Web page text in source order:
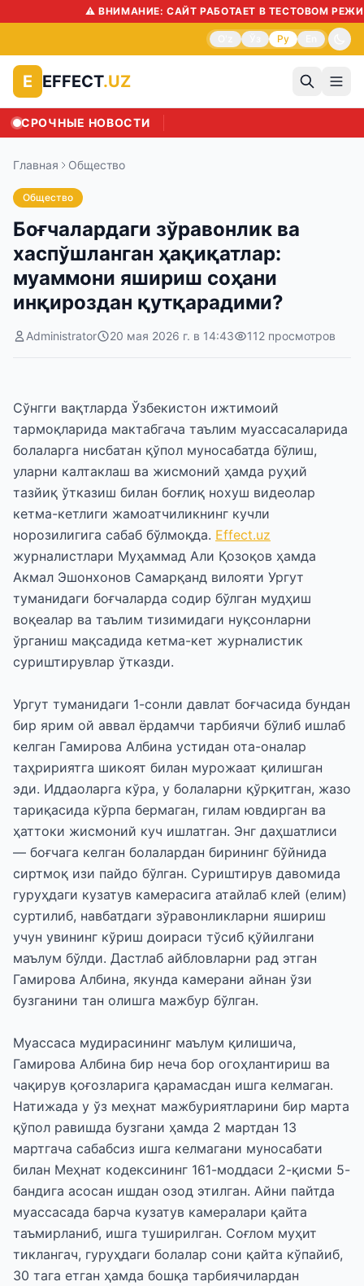
⚠️ ВНИМАНИЕ: САЙТ РАБОТАЕТ В ТЕСТОВОМ РЕЖИМЕ!
Ру
E EFFECT.UZ
СРОЧНЫЕ НОВОСТИ
Главная Общество
Общество
Боғчалардаги зўравонлик ва
хаспўшланган ҳақиқатлар:
муаммони яшириш соҳани
инқироздан қутқарадими?
Administrator 20 мая 2026 г. в 14:43 112 просмотров
Сўнгги вақтларда Ўзбекистон ижтимоий
тармоқларида мактабгача таълим муассасаларида
болаларга нисбатан қўпол муносабатда бўлиш,
уларни калтаклаш ва жисмоний ҳамда руҳий
тазйиқ ўтказиш билан боғлиқ нохуш видеолар
кетма-кетлиги жамоатчиликнинг кучли
норозилигига сабаб бўлмоқда. Effect.uz
журналистлари Муҳаммад Али Қозоқов ҳамда
Акмал Эшонхонов Самарқанд вилояти Ургут
туманидаги боғчаларда содир бўлган мудҳиш
воқеалар ва таълим тизимидаги нуқсонларни
ўрганиш мақсадида кетма-кет журналистик
суриштирувлар ўтказди.
Ургут туманидаги 1-сонли давлат боғчасида бундан
бир ярим ой аввал ёрдамчи тарбиячи бўлиб ишлаб
келган Гамирова Албина устидан ота-оналар
таҳририятга шикоят билан мурожаат қилишган
эди. Иддаоларга кўра, у болаларни қўрқитган, жазо
тариқасида кўрпа бермаган, гилам ювдирган ва
ҳаттоки жисмоний куч ишлатган. Энг даҳшатлиси
— боғчага келган болалардан бирининг бўйнида
сиртмоқ изи пайдо бўлган. Суриштирув давомида
гуруҳдаги кузатув камерасига атайлаб клей (елим)
суртилиб, навбатдаги зўравонликларни яшириш
учун увининг кўриш доираси тўсиб қўйилгани
маълум бўлди. Дастлаб айбловларни рад этган
Гамирова Албина, якунда камерани айнан ўзи
бузганини тан олишга мажбур бўлган.
Муассаса мудирасининг маълум қилишича,
Гамирова Албина бир неча бор огоҳлантириш ва
чақирув қоғозларига қарамасдан ишга келмаган.
Натижада у ўз меҳнат мажбуриятларини бир марта
қўпол равишда бузгани ҳамда 2 мартдан 13
мартгача сабабсиз ишга келмагани муносабати
билан Меҳнат кодексининг 161-моддаси 2-қисми 5-
бандига асосан ишдан озод этилган. Айни пайтда
муассасада барча кузатув камералари қайта
таъмирланиб, ишга туширилган. Соғлом муҳит
тиклангач, гуруҳдаги болалар сони қайта кўпайиб,
30 тага етган ҳамда бошқа тарбиячилардан